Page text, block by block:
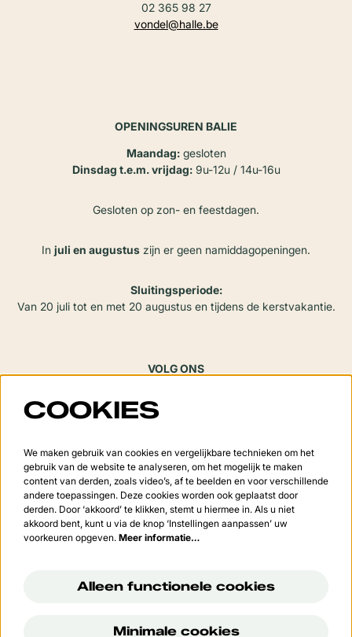
02 365 98 27
vondel@halle.be
OPENINGSUREN BALIE
Maandag:gesloten
Dinsdag t.e.m. vrijdag:9u-12u / 14u-16u
Gesloten op zon- en feestdagen.
In juli en augustus zijn er geen namiddagopeningen.
Sluitingsperiode:
Van 20 juli tot en met 20 augustus en tijdens de kerstvakantie.
VOLG ONS
Meld je aan voor de nieuwsbrief
Aanmelden
Data Processing Addendum van Google.
COOKIES
We maken gebruik van cookies en vergelijkbare technieken om het
gebruik van de website te analyseren, om het mogelijk te maken
content van derden, zoals video’s, af te beelden en voor verschillende
andere toepassingen. Deze cookies worden ook geplaatst door
derden. Door ‘akkoord’ te klikken, stemt u hiermee in. Als u niet
akkoord bent, kunt u via de knop ‘Instellingen aanpassen’ uw
voorkeuren opgeven. Meer informatie…
Alleen functionele cookies
Minimale cookies